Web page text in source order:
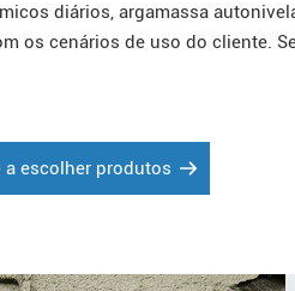
diários, argamassa
os cenários de uso do cliente.
escolher produtos